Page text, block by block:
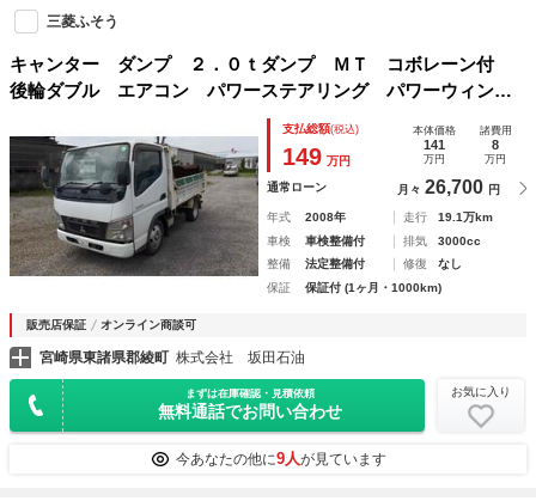
三菱ふそう
キャンター ダンプ ２．０ｔダンプ ＭＴ コボレーン付
後輪ダブル エアコン パワーステアリング パワーウィンド
支払総額(税込)
149 万円
本体価格
141
万円
諸費用
8
万円
通常ローン 月々 26,700 円
年式 2008年 走行
19.1万km
車検
車検整備付 排気
3000cc
整備
法定整備付 修復
なし
保証
保証付 (1ヶ月・1000km)
販売店保証 オンライン商談可
宮崎県東諸県郡綾町 株式会社 坂田石油
まずは在庫確認・見積依頼
無料通話でお問い合わせ
お気に入り
今あなたの他に9人が見ています